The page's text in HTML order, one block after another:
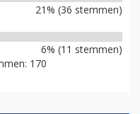
21% (36 stemmen)
6% (11 stemmen)
170